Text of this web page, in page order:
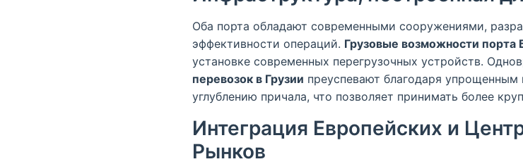
Оба порта обладают современными сооружениями,
эффективности операций. Грузовые возможности порта
установке современных перегрузочных устройств.
перевозок в Грузии преуспевают благодаря
углублению причала, что позволяет принимать более
Интеграция Европейских и
Рынков